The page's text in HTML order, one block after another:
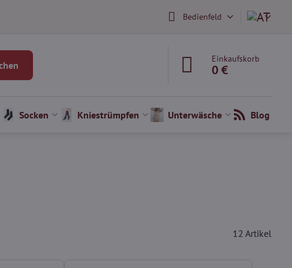
Bedienfeld
Einkaufskorb
0 €
Socken Kniestrümpfen Unterwäsche Blog
12 Artikel